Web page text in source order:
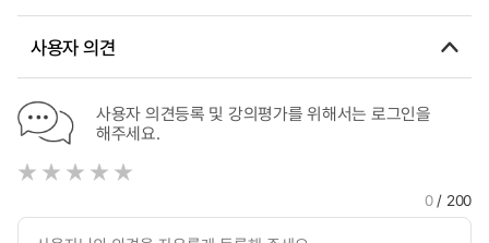
室內建築事例를 中心으로 = The Characteristics of
Interior Spatial Planning of Chinese Restaurants:Focused
사용자 의견
사용자 의견등록 및 강의평가를 위해서는 로그인을
해주세요.
0/ 200